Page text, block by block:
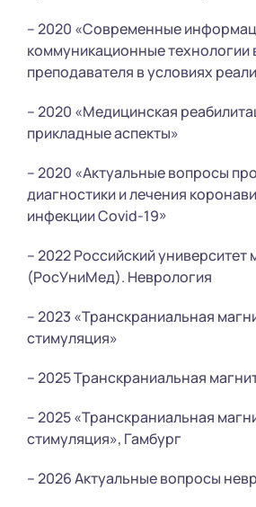
– 2020 «Современные
коммуникационные технологии
преподавателя в условиях
– 2020 «Медицинская
прикладные аспекты»
– 2020 «Актуальные вопросы
диагностики и лечения
инфекции Covid-19»
– 2022 Российский университет
(РосУниМед). Неврология
– 2023 «Транскраниальная
стимуляция»
– 2025 Транскраниальная
– 2025 «Транскраниальная
стимуляция», Гамбург
– 2026 Актуальные вопросы